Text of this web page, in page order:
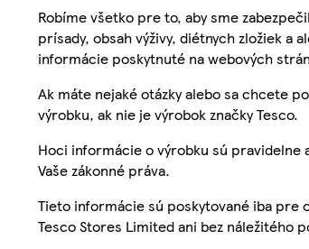
Robíme všetko pre to, aby sme
prísady, obsah výživy, diétnych zložiek a
informácie poskytnuté na webových
Ak máte nejaké otázky alebo sa chcete
výrobku, ak nie je výrobok značky Tesco.
Hoci informácie o výrobku sú pravidelne
Vaše zákonné práva.
Tieto informácie sú poskytované iba pre
Tesco Stores Limited ani bez náležitého